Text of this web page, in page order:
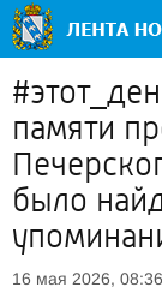
памяти
было
16 мая 2026, 08:36